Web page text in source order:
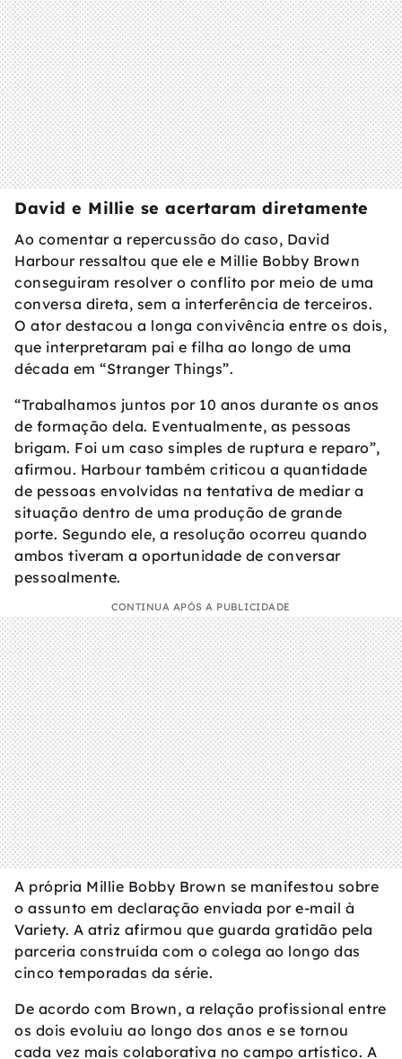
David e Millie se acertaram diretamente
Ao comentar a repercussão do caso, David
Harbour ressaltou que ele e Millie Bobby Brown
conseguiram resolver o conflito por meio de uma
conversa direta, sem a interferência de terceiros.
O ator destacou a longa convivência entre os dois,
que interpretaram pai e filha ao longo de uma
década em “Stranger Things”.
“Trabalhamos juntos por 10 anos durante os anos
de formação dela. Eventualmente, as pessoas
brigam. Foi um caso simples de ruptura e reparo”,
afirmou. Harbour também criticou a quantidade
de pessoas envolvidas na tentativa de mediar a
situação dentro de uma produção de grande
porte. Segundo ele, a resolução ocorreu quando
ambos tiveram a oportunidade de conversar
pessoalmente.
CONTINUA APÓS A PUBLICIDADE
A própria Millie Bobby Brown se manifestou sobre
o assunto em declaração enviada por e-mail à
Variety. A atriz afirmou que guarda gratidão pela
parceria construída com o colega ao longo das
cinco temporadas da série.
De acordo com Brown, a relação profissional entre
os dois evoluiu ao longo dos anos e se tornou
cada vez mais colaborativa no campo artístico. A